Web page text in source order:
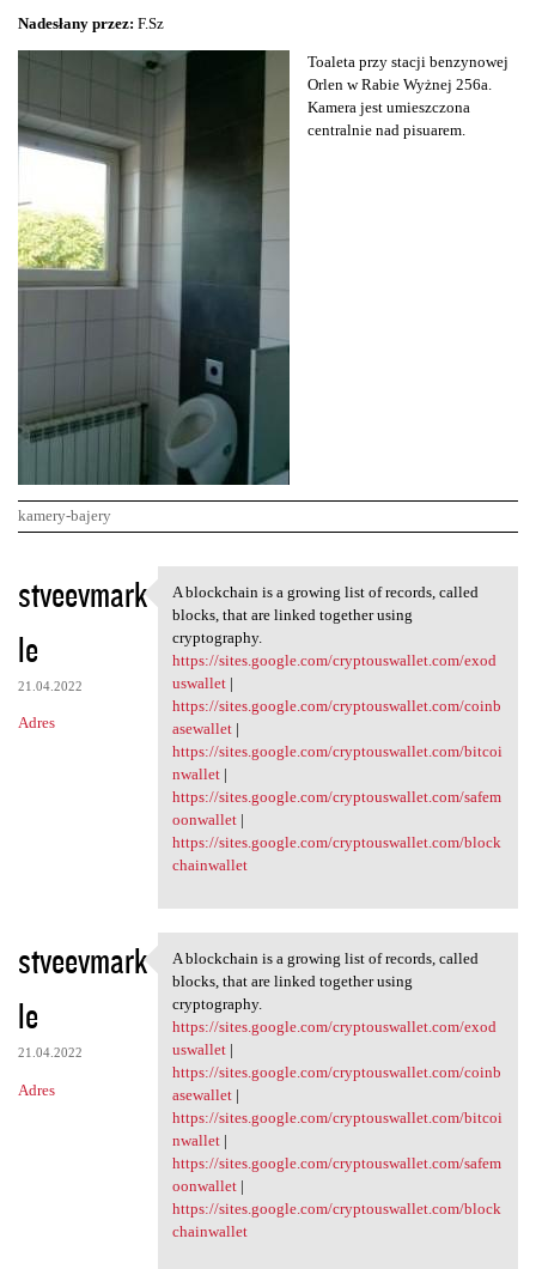
Nadesłany przez: F.Sz
Toaleta przy stacji benzynowej
Orlen w Rabie Wyżnej 256a.
Kamera jest umieszczona
centralnie nad pisuarem.
kamery-bajery
K
o
m
e
n
stveevmark
le
21.04.2022
Adres
A blockchain is a growing
A blockchain is a growing list of records, called
blocks, that are linked together using
cryptography.
https://sites.google.com/cryptouswallet.com/exod
uswallet|
https://sites.google.com/cryptouswallet.com/coinb
asewallet|
https://sites.google.com/cryptouswallet.com/bitcoi
nwallet|
https://sites.google.com/cryptouswallet.com/safem
oonwallet|
https://sites.google.com/cryptouswallet.com/block
chainwallet
stveevmark
le
21.04.2022
Adres
A blockchain is a growing
A blockchain is a growing list of records, called
blocks, that are linked together using
cryptography.
https://sites.google.com/cryptouswallet.com/exod
uswallet|
https://sites.google.com/cryptouswallet.com/coinb
asewallet|
https://sites.google.com/cryptouswallet.com/bitcoi
nwallet|
https://sites.google.com/cryptouswallet.com/safem
oonwallet|
https://sites.google.com/cryptouswallet.com/block
chainwallet